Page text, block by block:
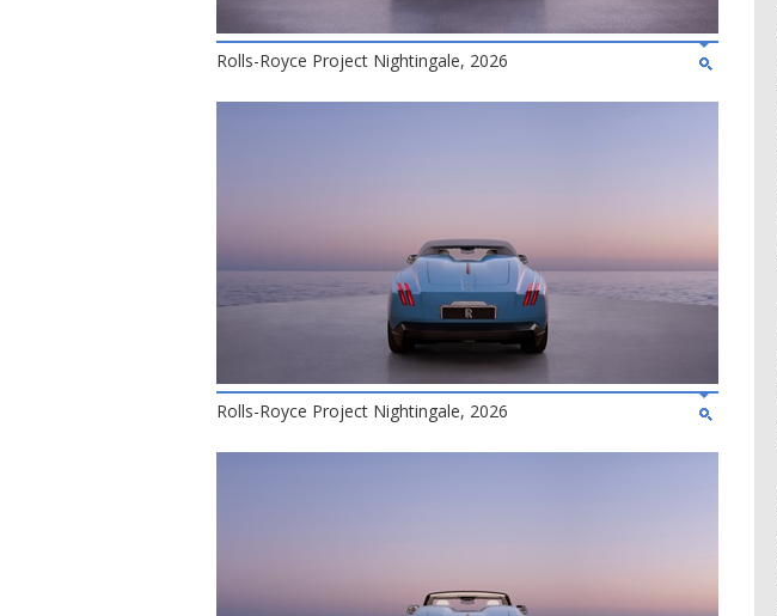
Rolls-Royce Project Nightingale, 2026
Rolls-Royce Project Nightingale, 2026